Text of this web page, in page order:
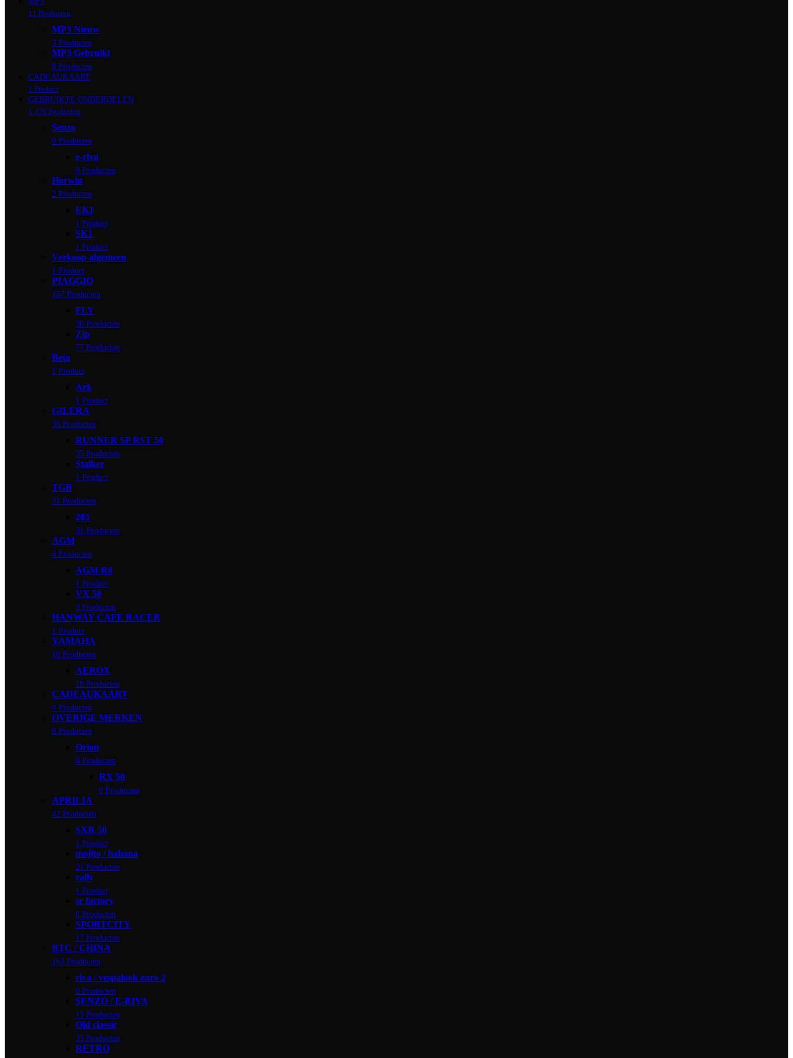
11 Producten
MP3 Nieuw
3 Producten
MP3 Gebruikt
8 Producten
CADEAUKAART
1 Product
GEBRUIKTE ONDERDELEN
1.376 Producten
Senzo
0 Producten
e-riva
0 Producten
Horwin
2 Producten
EK1
1 Product
SK1
1 Product
Verkoop algemeen
1 Product
PIAGGIO
107 Producten
FLY
30 Producten
Zip
77 Producten
Beta
1 Product
Ark
1 Product
GILERA
36 Producten
RUNNER SP RST 50
35 Producten
Stalker
1 Product
TGB
31 Producten
203
31 Producten
AGM
4 Producten
AGM R8
1 Product
VX 50
3 Producten
HANWAY CAFE RACER
1 Product
YAMAHA
18 Producten
AEROX
18 Producten
CADEAUKAART
0 Producten
OVERIGE MERKEN
0 Producten
Orion
0 Producten
RX 50
0 Producten
APRILIA
42 Producten
SXR 50
1 Product
mojito / habana
21 Producten
rally
1 Product
sr factory
0 Producten
SPORTCITY
17 Producten
BTC / CHINA
163 Producten
riva / vespalook euro 2
0 Producten
SENZO / E-RIVA
13 Producten
Old classic
33 Producten
RETRO